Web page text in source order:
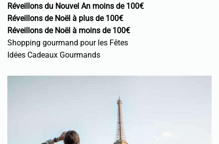
Réveillons du Nouvel An moins de 100€
Réveillons de Noël à plus de 100€
Réveillons de Noël à moins de 100€
Shopping gourmand pour les Fêtes
Idées Cadeaux Gourmands